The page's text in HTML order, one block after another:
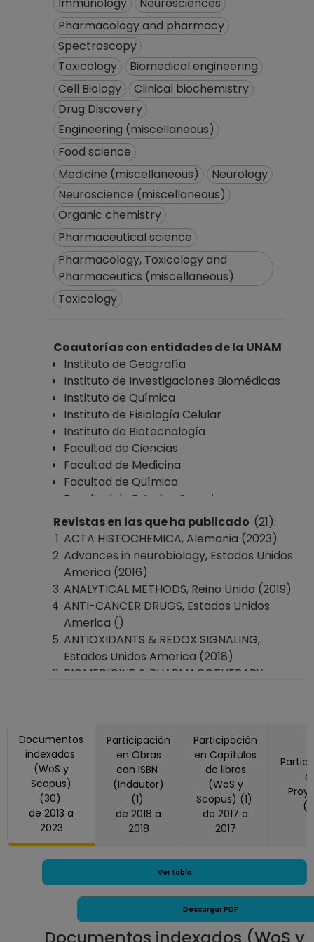
ASIGNATURA A TP
No Definitivo
Ciencias
Desde 16-05-2018
hasta 15-09-2018
PROFESOR
ASIGNATURA A TP
Facultad de
Ciencias
Desde 01-12-2017
PROFESOR
ASIGNATURA A TP
No Definitivo
Facultad de
PROFESOR
ASIGNATURA A TP
No Definitivo
Ciencias
Desde 16-12-2013
Pharmacology and pharmacy
Spectroscopy
Toxicology
Biomedical engineering
Cell Biology
Clinical biochemistry
Drug Discovery
Engineering (miscellaneous)
Food science
Medicine (miscellaneous)
Neurology
Neuroscience (miscellaneous)
Organic chemistry
Pharmaceutical science
Pharmacology, Toxicology and
Pharmaceutics (miscellaneous)
Toxicology
Coautorías con entidades de la UNAM
Instituto de Geografía
Instituto de Investigaciones Biomédicas
Instituto de Química
Instituto de Fisiología Celular
Instituto de Biotecnología
Facultad de Ciencias
Facultad de Medicina
Facultad de Química
Facultad de Estudios Superiores
"Cuautitlán"
Facultad de Estudios Superiores "Iztacala"
Escuela Nacional Preparatoria Plantel 1
"Gabino Barreda"
Coordinación de Estudios de Posgrado
Revistas en las que ha publicado (21):
ACTA HISTOCHEMICA, Alemania (2023)
Advances in neurobiology, Estados Unidos
America (2016)
ANALYTICAL METHODS, Reino Unido (2019)
ANTI-CANCER DRUGS, Estados Unidos
America ()
ANTIOXIDANTS & REDOX SIGNALING,
Estados Unidos America (2018)
BIOMEDICINE & PHARMACOTHERAPY,
CNS & NEUROLOGICAL DISORDERS-DRUG
TARGETS, Países Bajos (2013)
CURRENT ORGANIC CHEMISTRY, (2020)
CURRENT PHARMACEUTICAL DESIGN,
(2015)
CHEMICO-BIOLOGICAL INTERACTIONS,
Irlanda (2016)
JOURNAL OF FUNCTIONAL FOODS, Países
Estados Unidos America (2021)
JOURNAL OF MEDICINAL FOOD, Estados
Documentos
indexados
(WoS y
Scopus)
(30)
de 2013 a
2023
Participación
en Obras
con ISBN
(Indautor)
(1)
de 2018 a
2018
Participación
en Capítulos
de libros
(WoS y
Scopus) (1)
de 2017 a
2017
Ver tabla
Descargar PDF